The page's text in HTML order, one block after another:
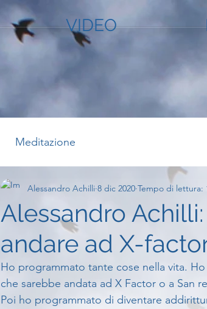
VIDEO
Meditazione
Alessandro
andare ad X-
Alessandro Achilli 8 dic 2020 Tempo di lettura:
Ho programmato tante cose nella vita.
che sarebbe andata ad X Factor o a San
Poi ho programmato di diventare